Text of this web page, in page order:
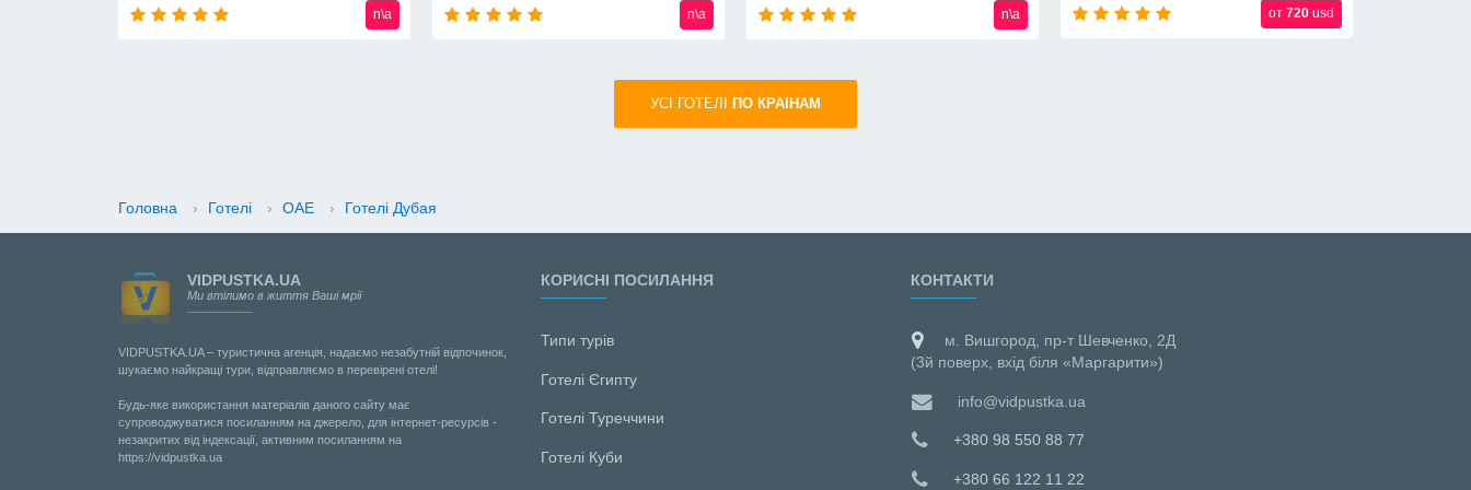
n\a usd n\a
УСI ГОТЕЛІ ПО КРАIНАМ
Головна › Готелі › ОАЕ › Готелі Дубая
VIDPUSTKA.UA
Ми втілимо в життя Ваші мрії
VIDPUSTKA.UA – туристична агенція, надаємо незабутній відпочинок,
шукаємо найкращі тури, відправляємо в перевірені отелі!
Будь-яке використання матеріалів даного сайту має
супроводжуватися посиланням на джерело, для інтернет-ресурсів -
незакритих від індексації, активним посиланням на
https://vidpustka.ua
КОРИСНІ ПОСИЛАННЯ
Типи турів
Готелі Єгипту
Готелі Туреччини
Готелі Куби
КОНТАКТИ
м. Вишгород, пр-т Шевченко, 2Д
(3й поверх, вхід біля «Маргарити»)
info@vidpustka.ua
+380 98 550 88 77
+380 66 122 11 22